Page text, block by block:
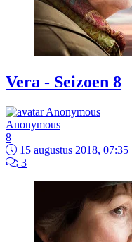
Vera - Seizoen 8
Anonymous
8
15 augustus 2018, 07:35
3